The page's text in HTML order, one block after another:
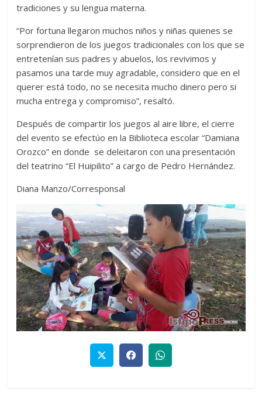
tradiciones y su lengua materna.
“Por fortuna llegaron muchos niños y niñas quienes se
sorprendieron de los juegos tradicionales con los que se
entretenían sus padres y abuelos, los revivimos y
pasamos una tarde muy agradable, considero que en el
querer está todo, no se necesita mucho dinero pero si
mucha entrega y compromiso”, resaltó.
Después de compartir los juegos al aire libre, el cierre
del evento se efectúo en la Biblioteca escolar “Damiana
Orozco” en donde se deleitaron con una presentación
del teatrino “El Huipilito” a cargo de Pedro Hernández.
Diana Manzo/Corresponsal